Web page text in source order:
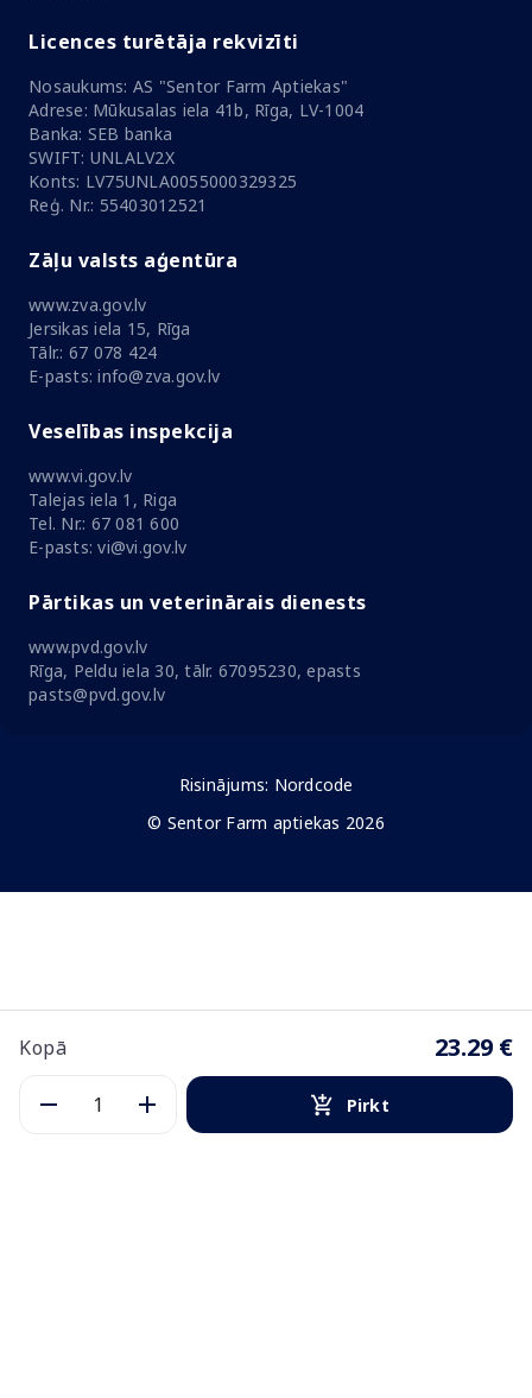
Kopā 23.29 €
Pirkt
Licences turētāja rekvizīti
Nosaukums: AS "Sentor Farm Aptiekas"
Adrese: Mūkusalas iela 41b, Rīga, LV-1004
Banka: SEB banka
SWIFT: UNLALV2X
Konts: LV75UNLA0055000329325
Reģ. Nr.: 55403012521
Zāļu valsts aģentūra
www.zva.gov.lv
Jersikas iela 15, Rīga
Tālr.: 67 078 424
E-pasts: info@zva.gov.lv
Veselības inspekcija
www.vi.gov.lv
Talejas iela 1, Riga
Tel. Nr.: 67 081 600
E-pasts: vi@vi.gov.lv
Pārtikas un veterinārais dienests
www.pvd.gov.lv
Rīga, Peldu iela 30, tālr. 67095230, epasts
pasts@pvd.gov.lv
Risinājums: Nordcode
© Sentor Farm aptiekas 2026